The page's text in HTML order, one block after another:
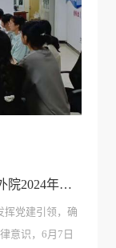
强化党员领航严把选拔“质量关”——外院2024年发展对象集体谈话会举行
挥党建引领，确
意识，6月7日